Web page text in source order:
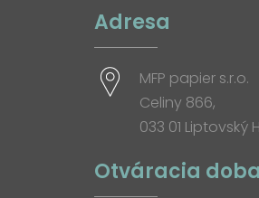
Adresa
MFP papier s.r.o.
Celiny 866,
033 01 Liptovský
Otváracia doba